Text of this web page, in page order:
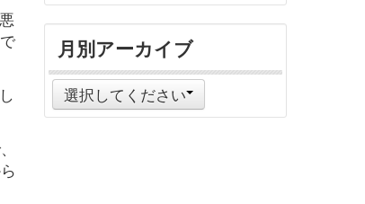
月別アーカイブ
選択してください